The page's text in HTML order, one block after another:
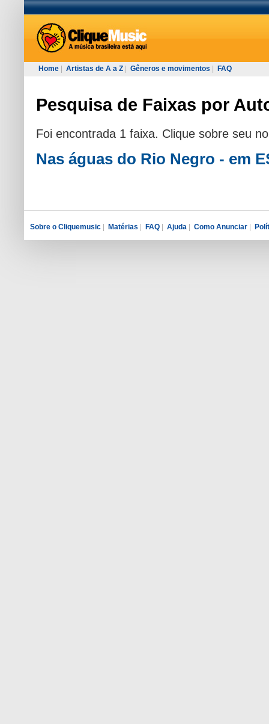
Home Artistas de A a Z Gêneros e movimentos FAQ
Pesquisa de Faixas por
Foi encontrada 1 faixa. Clique sobre seu
Nas águas do Rio Negro - em
Sobre o Cliquemusic | Matérias | FAQ | Ajuda | Como Anunciar |